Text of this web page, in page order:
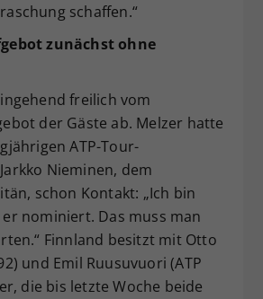
schaffen.“
zunächst ohne
freilich vom
der Gäste ab. Melzer hatte
ATP-Tour-
Nieminen, dem
schon Kontakt: „Ich bin
nominiert. Das muss man
Finnland besitzt mit Otto
und Emil Ruusuvuori (ATP
die bis letzte Woche beide